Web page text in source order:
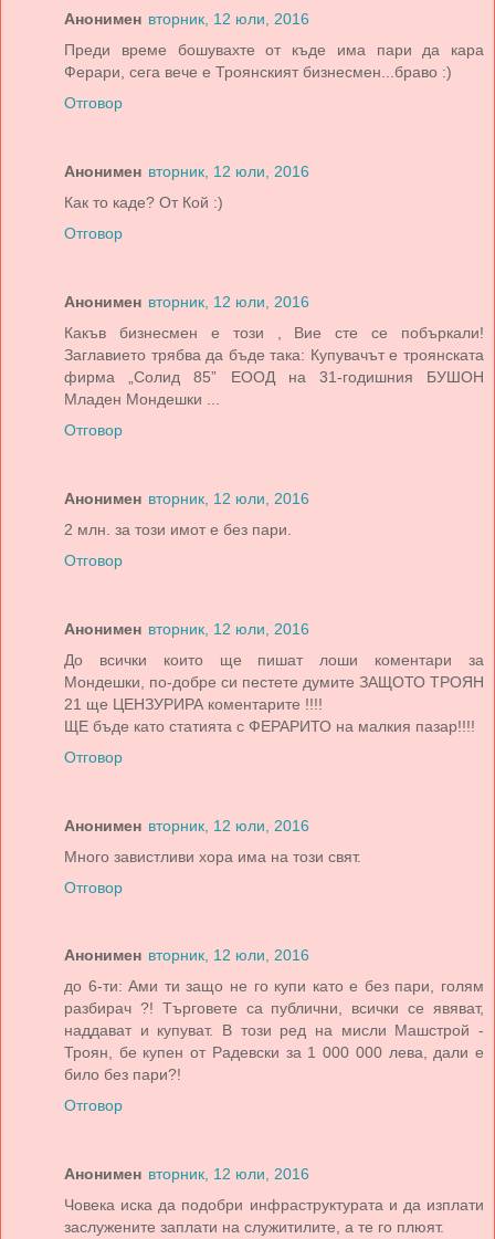
Анонимен вторник, 12 юли, 2016
Преди време бошувахте от къде има пари да кара
Ферари, сега вече е Троянският бизнесмен...браво :)
Отговор
Анонимен вторник, 12 юли, 2016
Как то каде? От Кой :)
Отговор
Анонимен вторник, 12 юли, 2016
Какъв бизнесмен е този , Вие сте се побъркали!
Заглавието трябва да бъде така: Купувачът е троянската
фирма „Солид 85” ЕООД на 31-годишния БУШОН
Младен Мондешки ...
Отговор
Анонимен вторник, 12 юли, 2016
2 млн. за този имот е без пари.
Отговор
Анонимен вторник, 12 юли, 2016
До всички които ще пишат лоши коментари за
Мондешки, по-добре си пестете думите ЗАЩОТО ТРОЯН
21 ще ЦЕНЗУРИРА коментарите !!!!
ЩЕ бъде като статията с ФЕРАРИТО на малкия пазар!!!!
Отговор
Анонимен вторник, 12 юли, 2016
Много завистливи хора има на този свят.
Отговор
Анонимен вторник, 12 юли, 2016
до 6-ти: Ами ти защо не го купи като е без пари, голям
разбирач ?! Търговете са публични, всички се явяват,
наддават и купуват. В този ред на мисли Машстрой -
Троян, бе купен от Радевски за 1 000 000 лева, дали е
било без пари?!
Отговор
Анонимен вторник, 12 юли, 2016
Човека иска да подобри инфраструктурата и да изплати
заслужените заплати на служитилите, а те го плюят.